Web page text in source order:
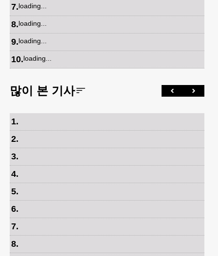
7.loading...
8.loading...
9.loading...
10.loading...
많이 본 기사
1.
2.
3.
4.
5.
6.
7.
8.